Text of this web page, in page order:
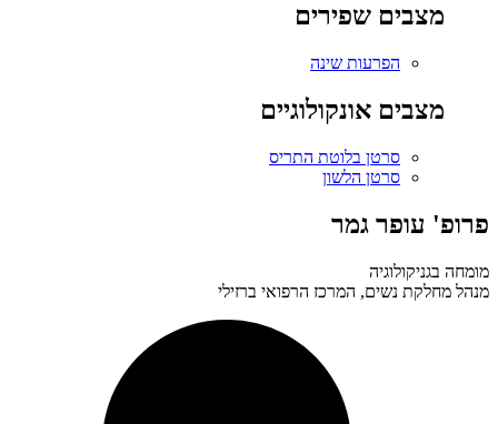
מצבים שפירים
הפרעות שינה
מצבים אונקולוגיים
סרטן בלוטת התריס
סרטן הלשון
פרופ' עופר גמר
מומחה בגניקולוגיה
מנהל מחלקת נשים, המרכז הרפואי ברזילי